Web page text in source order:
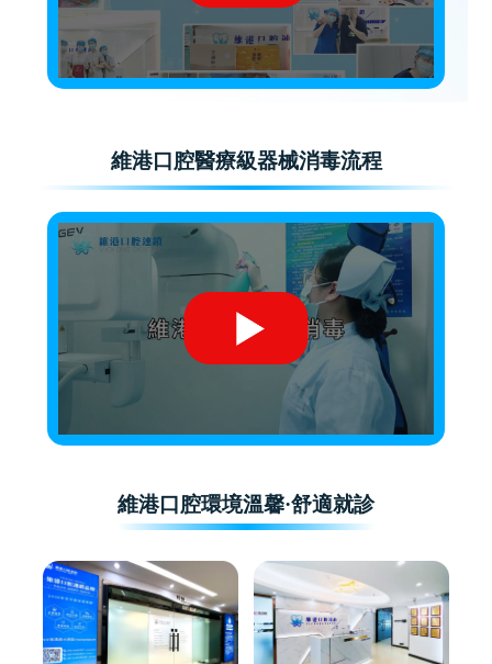
維港口腔醫療級器械消毒流程
維港口腔環境溫馨·舒適就診